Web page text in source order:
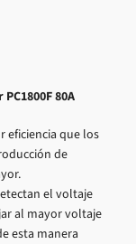
80A
eficiencia que los
de
el voltaje
al mayor voltaje
esta manera